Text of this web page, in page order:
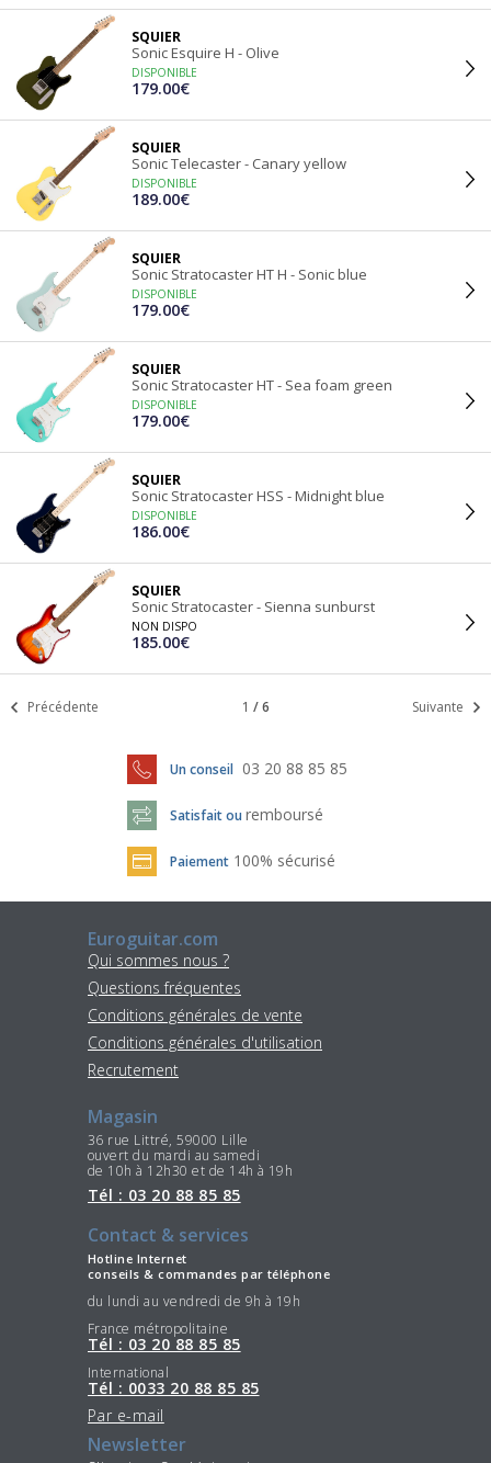
SQUIER
Sonic Esquire H - Olive
DISPONIBLE
179.00€
SQUIER
Sonic Telecaster - Canary yellow
DISPONIBLE
189.00€
SQUIER
Sonic Stratocaster HT H - Sonic blue
DISPONIBLE
179.00€
SQUIER
Sonic Stratocaster HT - Sea foam green
DISPONIBLE
179.00€
SQUIER
Sonic Stratocaster HSS - Midnight blue
DISPONIBLE
186.00€
SQUIER
Sonic Stratocaster - Sienna sunburst
NON DISPO
185.00€
Précédente 1 /6 Suivante
Un conseil 03 20 88 85 85
Satisfait ou remboursé
Paiement 100% sécurisé
Euroguitar.com
Qui sommes nous ?
Questions fréquentes
Conditions générales de vente
Conditions générales d'utilisation
Recrutement
Magasin
36 rue Littré, 59000 Lille
ouvert du mardi au samedi
de 10h à 12h30 et de 14h à 19h
Tél : 03 20 88 85 85
Contact & services
Hotline Internet
conseils & commandes par téléphone
du lundi au vendredi de 9h à 19h
France métropolitaine
Tél : 03 20 88 85 85
International
Tél : 0033 20 88 85 85
Par e-mail
Newsletter